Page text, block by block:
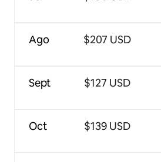
Ago
Sept
Oct
$207 USD
$127 USD
$139 USD